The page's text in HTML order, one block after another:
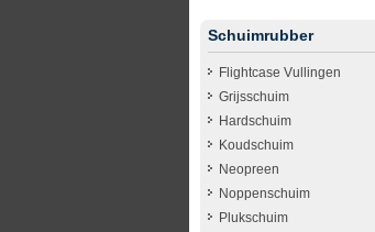
Schuimrubber
Flightcase Vullingen
Grijsschuim
Hardschuim
Koudschuim
Neopreen
Noppenschuim
Plukschuim